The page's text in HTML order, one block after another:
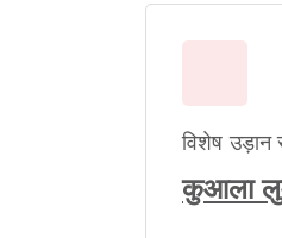
विशेष उड़ान
कुआला